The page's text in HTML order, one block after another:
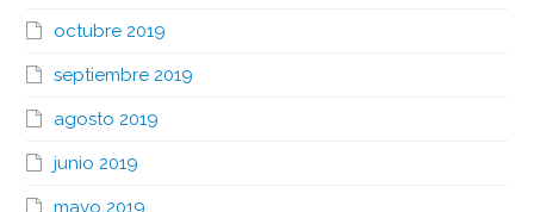
octubre 2019
septiembre 2019
agosto 2019
junio 2019
mayo 2019